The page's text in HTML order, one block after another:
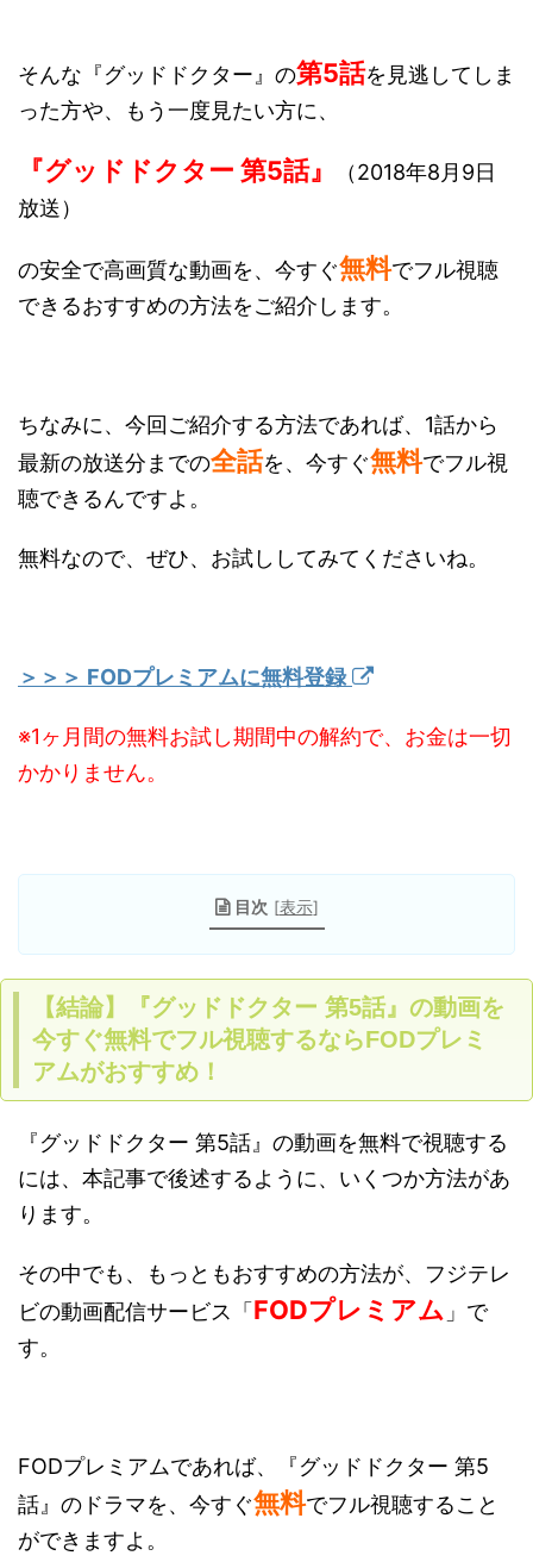
そんな『グッドドクター』の第5話を見逃してしま
った方や、もう一度見たい方に、
『グッドドクター 第5話』
（2018年8月9日
放送）
の安全で高画質な動画を、今すぐ無料でフル視聴
できるおすすめの方法をご紹介します。
ちなみに、今回ご紹介する方法であれば、1話から
最新の放送分までの全話を、今すぐ無料でフル視
聴できるんですよ。
無料なので、ぜひ、お試ししてみてくださいね。
＞＞＞ FODプレミアムに無料登録
※1ヶ月間の無料お試し期間中の解約で、お金は一切
かかりません。
目次 [表示]
【結論】『グッドドクター 第5話』の動画を
今すぐ無料でフル視聴するならFODプレミ
アムがおすすめ！
『グッドドクター 第5話』の動画を無料で視聴する
には、本記事で後述するように、いくつか方法があ
ります。
その中でも、もっともおすすめの方法が、フジテレ
ビの動画配信サービス「 FODプレミアム 」で
す。
FODプレミアムであれば、『グッドドクター 第5
話』のドラマを、今すぐ無料でフル視聴すること
ができますよ。